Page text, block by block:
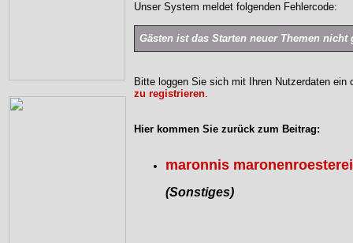
Unser System meldet folgenden Fehlercode:
Gästen ist das Starten neuer Themen nicht
Bitte loggen Sie sich mit Ihren Nutzerdaten
zu registrieren.
Hier kommen Sie zurück zum Beitrag:
maronnis maronenroesterei
(Sonstiges)